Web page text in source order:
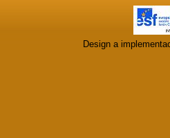
Design a